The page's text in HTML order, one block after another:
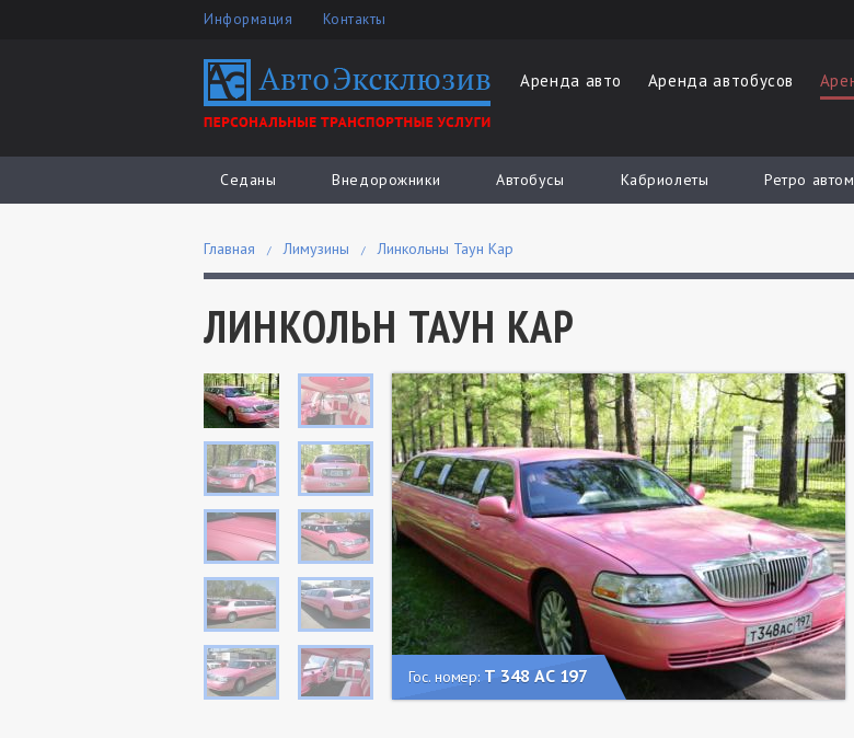
Информация Контакты
Аренда авто Аренда автобусов
Седаны Внедорожники Автобусы Кабриолеты Ретро
Главная Лимузины Линкольны Таун Кар
ЛИНКОЛЬН ТАУН КАР
Гос. номер: Т 348 АС 197